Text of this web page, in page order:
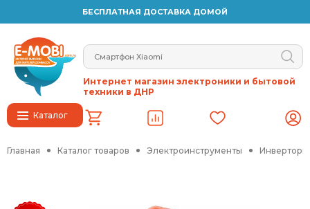
БЕСПЛАТНАЯ ДОСТАВКА ДОМОЙ
Каталог
Интернет магазин электроники и бытовой
техники в ДНР
Главная Каталог товаров Электроинструменты